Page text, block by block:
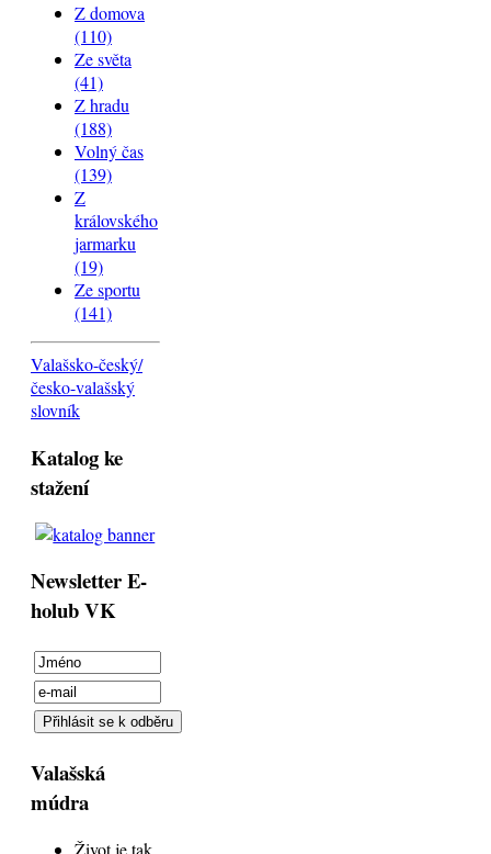
Z domova
(110)
Ze světa
(41)
Z hradu
(188)
Volný čas
(139)
Z
královského
jarmarku
(19)
Ze sportu
(141)
Valašsko-český/
česko-valašský
slovník
Katalog ke
stažení
Newsletter E-
holub VK
Valašská
múdra
Život je tak